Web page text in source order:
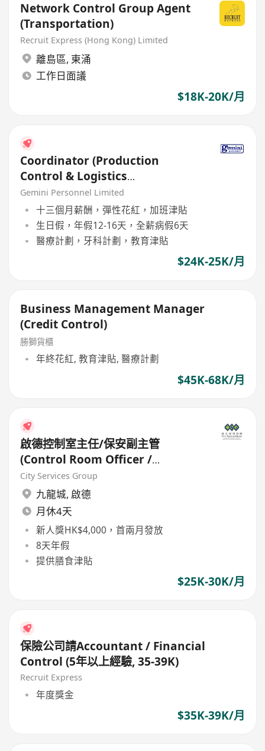
Network Control Group Agent
(Transportation)
Recruit Express (Hong Kong) Limited
離島區, 東涌
工作日面議
$18K-20K/月
Coordinator (Production
Control & Logistics
Department)
Gemini Personnel Limited
十三個月薪酬，彈性花紅，加班津貼
生日假，年假12-16天，全薪病假6天
醫療計劃，牙科計劃，教育津貼
$24K-25K/月
Business Management Manager
(Credit Control)
勝獅貨櫃
年終花紅, 教育津貼, 醫療計劃
$45K-68K/月
啟德控制室主任/保安副主管
(Control Room Officer /
Assistant Security Officer)
City Services Group
九龍城, 啟德
月休4天
新人獎HK$4,000，首兩月發放
8天年假
提供膳食津貼
$25K-30K/月
保險公司請Accountant / Financial
Control (5年以上經驗, 35-39K)
Recruit Express
年度獎金
$35K-39K/月